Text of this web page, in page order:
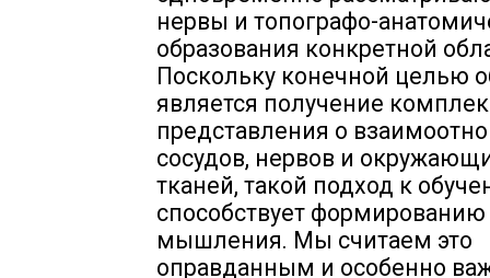
нервы и топографо-
образования конкретной
Поскольку конечной целью
является получение
представления о
сосудов, нервов и
тканей, такой подход к
способствует формированию
мышления. Мы считаем это
оправданным и особенно